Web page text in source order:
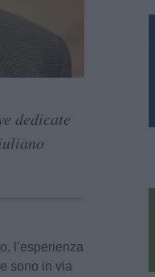
dedicate
l’esperienza
sono in via